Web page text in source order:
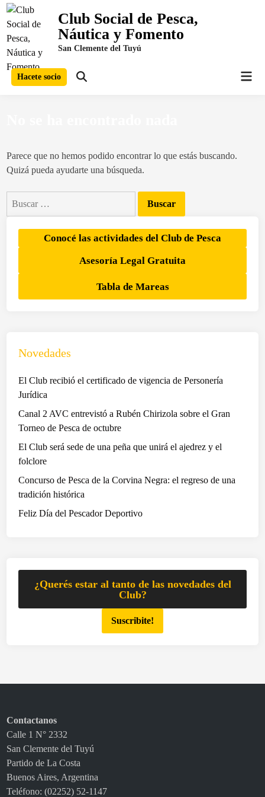
Saltar
contenido
Club Social de Pesca,
Náutica y Fomento
San Clemente del Tuyú
Hacete socio
Abrir
Parece que no hemos podido encontrar lo que estás buscando.
Quizá pueda ayudarte una búsqueda.
Conocé las actividades del Club de Pesca
Asesoría Legal Gratuita
Tabla de Mareas
Novedades
El Club recibió el certificado de vigencia de Personería
Jurídica
Canal 2 AVC entrevistó a Rubén Chirizola sobre el Gran
Torneo de Pesca de octubre
El Club será sede de una peña que unirá el ajedrez y el
folclore
Concurso de Pesca de la Corvina Negra: el regreso de una
tradición histórica
Feliz Día del Pescador Deportivo
¿Querés estar al tanto de las novedades del
Club?
Suscribite!
Contactanos
Calle 1 N° 2332
San Clemente del Tuyú
Partido de La Costa
Buenos Aires, Argentina
Teléfono: (02252) 52-1147